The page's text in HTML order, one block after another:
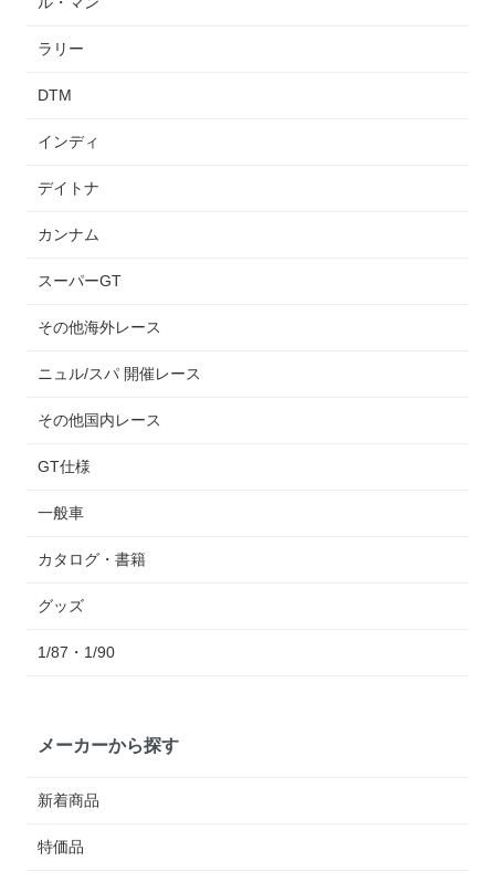
ラリー
DTM
インディ
デイトナ
カンナム
スーパーGT
その他海外レース
ニュル/スパ 開催レース
その他国内レース
GT仕様
一般車
カタログ・書籍
グッズ
1/87・1/90
メーカーから探す
新着商品
特価品